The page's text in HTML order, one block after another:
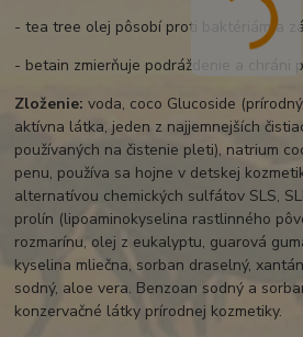
- tea tree olej pôsobí proti baktériám a
- betain zmierňuje podráždenie a chráni
Zloženie: voda, coco Glucoside
aktívna látka, jeden z najjemnejších
používaných na čistenie pleti), natrium
penu, používa sa hojne v detskej
alternatívou chemických sulfátov SLS,
prolín (lipoaminokyselina rastlinného
rozmarínu, olej z eukalyptu, guarová
kyselina mliečna, sorban draselný,
sodný, aloe vera. Benzoan sodný a
konzervačné látky prírodnej kozmetiky.